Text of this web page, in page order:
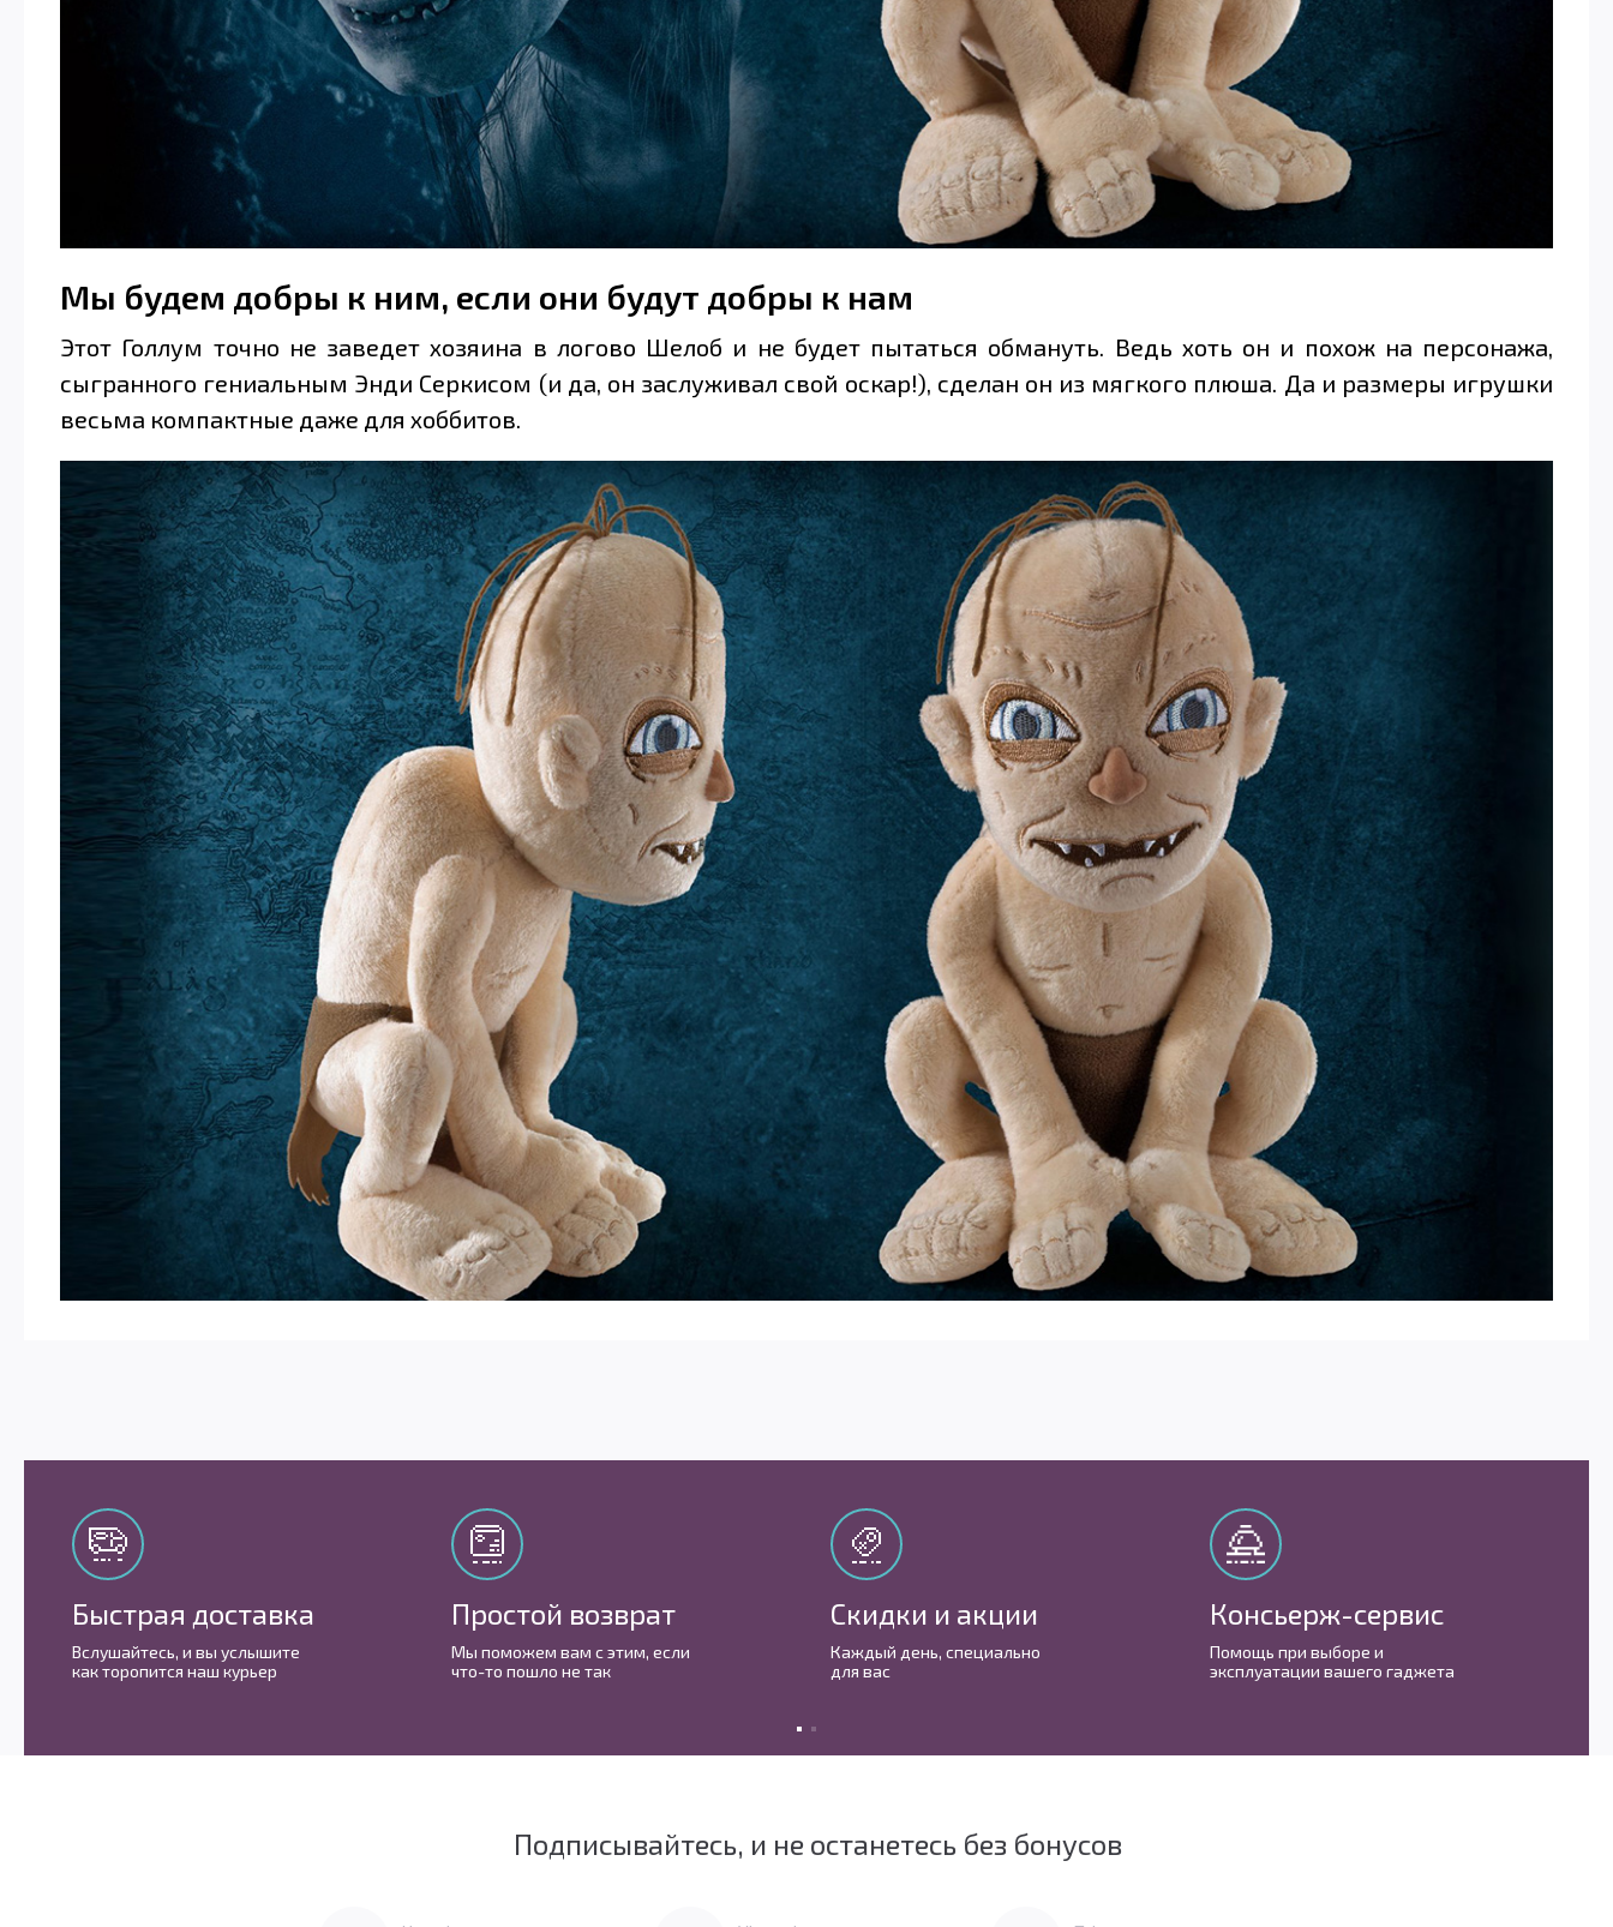
Мы будем добры к ним, если они будут добры к нам
Этот Голлум точно не заведет хозяина в логово Шелоб и не будет пытаться обмануть. Ведь хоть он и похож на персонажа,
сыгранного гениальным Энди Серкисом (и да, он заслуживал свой оскар!), сделан он из мягкого плюша. Да и размеры игрушки
весьма компактные даже для хоббитов.
Быстрая доставка
Вслушайтесь, и вы услышите
как торопится наш курьер
Простой возврат
Мы поможем вам с этим, если
что-то пошло не так
Скидки и акции
Каждый день, cпециально
для вас
Консьерж-сервис
Помощь при выборе и
эксплуатации вашего гаджета
Подписывайтесь, и не останетесь без бонусов